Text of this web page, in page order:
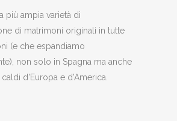
più ampia varietà di
di matrimoni originali in tutte
(e che espandiamo
non solo in Spagna ma anche
d'Europa e d'America.